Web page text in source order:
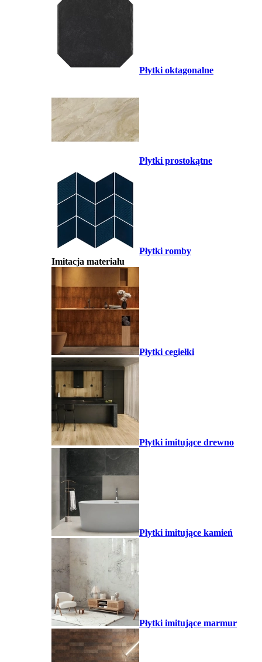
Płytki oktagonalne
Płytki prostokątne
Płytki romby
Imitacja materiału
Płytki cegiełki
Płytki imitujące drewno
Płytki imitujące kamień
Płytki imitujące marmur